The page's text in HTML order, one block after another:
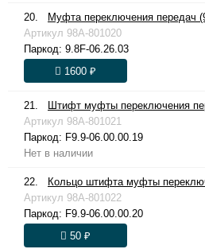
20.
Муфта переключения передач
Артикул 98A-801020
Паркод: 9.8F-06.26.03
1600 ₽
21.
Штифт муфты переключения
Артикул 98A-801021
Паркод: F9.9-06.00.00.19
Нет в наличии
22.
Кольцо штифта муфты
Артикул 98A-801022
Паркод: F9.9-06.00.00.20
50 ₽